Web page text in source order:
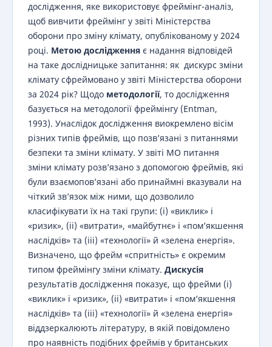
дослідження, яке використовує фреймінг-аналіз,
щоб вивчити фреймінг у звіті Міністерства
оборони про зміну клімату, опублікованому у 2024
році. Метою дослідженняє надання відповідей
на таке дослідницьке запитання: як дискурс зміни
клімату сфреймовано у звіті Міністерства оборони
за 2024 рік? Щодо методології, то дослідження
базується на методології фреймінгу (Entman,
1993). Унаслідок дослідження виокремлено вісім
різних типів фреймів, що позв’язані з питаннями
безпеки та зміни клімату. У звіті МО питання
зміни клімату розв’язано з допомогою фреймів, які
були взаємопов’язані або принаймні вказували на
чіткий зв’язок між ними, що дозволило
класифікувати їх на такі групи: (i) «виклик» і
«ризик», (ii) «витрати», «майбутнє» і «пом’якшення
наслідків» та (iii) «технології» й «зелена енергія».
Визначено, що фрейм «спритність» є окремим
типом фреймінгу зміни клімату. Дискусія
результатів дослідження показує, що фрейми (i)
«виклик» і «ризик», (ii) «витрати» і «пом’якшення
наслідків» та (iii) «технології» й «зелена енергія»
віддзеркалюють літературу, в якій повідомлено
про наявність подібних фреймів у британських